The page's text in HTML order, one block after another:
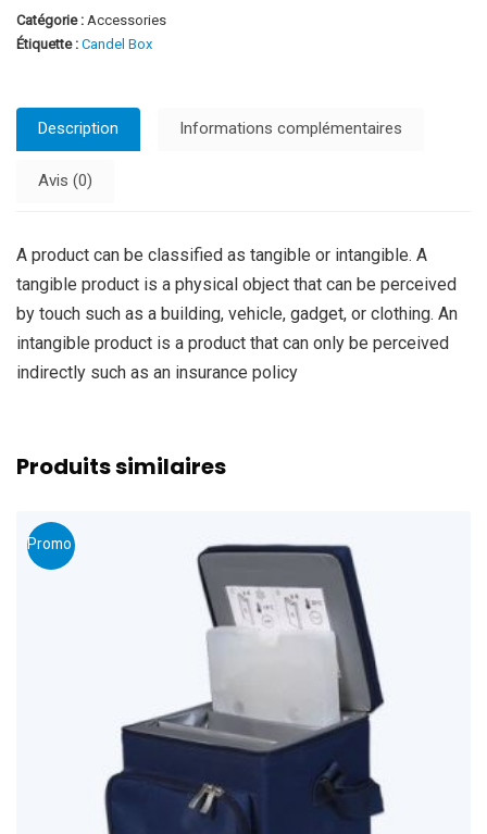
Catégorie : Accessories
Étiquette : Candel Box
Description Informations complémentaires
Avis (0)
A product can be classified as tangible or intangible. A
tangible product is a physical object that can be perceived
by touch such as a building, vehicle, gadget, or clothing. An
intangible product is a product that can only be perceived
indirectly such as an insurance policy
Produits similaires
Promo !